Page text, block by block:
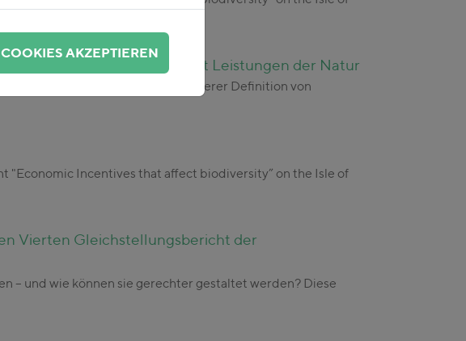
Berichterstattung mit Leistungen der Natur
und Konsumweisen sowie in unserer Definition von
Incentives that affect biodiversity” on the Isle of
Vierten Gleichstellungsbericht der
– und wie können sie gerechter gestaltet werden? Diese
AKZEPTIEREN